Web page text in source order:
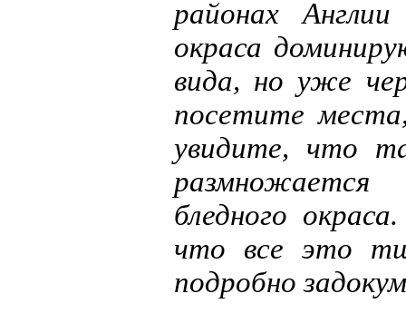
районах
окраса
вида, но уже
посетите
увидите, что
размножается
бледного
что все это
подробно